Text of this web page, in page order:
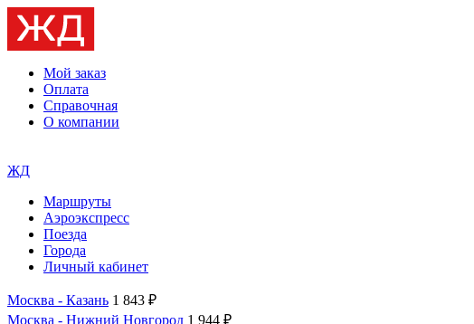
Мой заказ
Оплата
Справочная
О компании
ЖД
Маршруты
Аэроэкспресс
Поезда
Города
Личный кабинет
Москва - Казань 1 843 ₽
Москва - Нижний Новгород 1 944 ₽